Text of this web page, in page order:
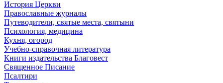
История Церкви
Православные журналы
Путеводители, святые места, святыни
Психология, медицина
Кухня, огород
Учебно-справочная литература
Книги издательства Благовест
Священное Писание
Псалтири